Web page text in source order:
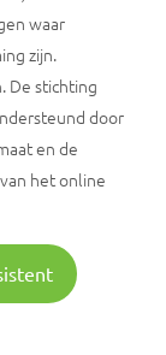
waar
zijn.
De stichting
door
en de
het online